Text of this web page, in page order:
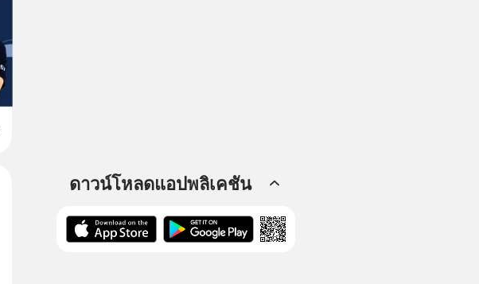
ดาวน์โหลดแอปพลิเคชัน